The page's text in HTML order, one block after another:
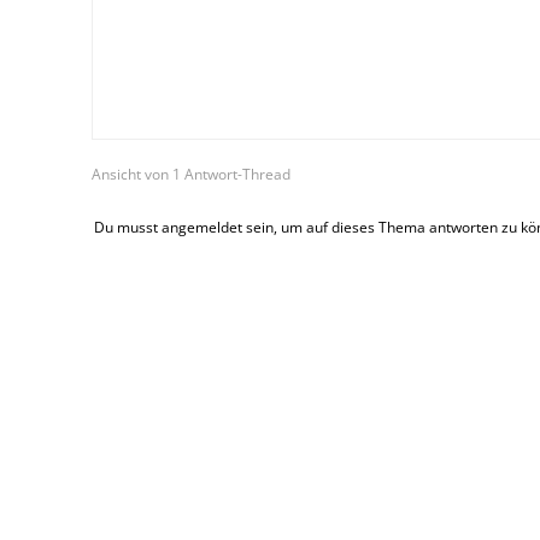
Ansicht von 1 Antwort-Thread
Du musst angemeldet sein, um auf dieses Thema antworten zu